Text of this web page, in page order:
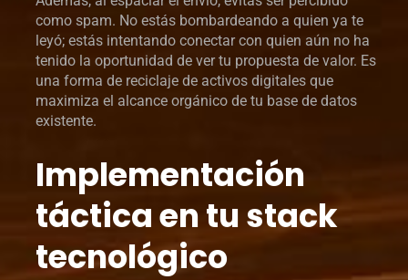
como spam. No estás bombardeando a quien ya te
leyó; estás intentando conectar con quien aún no ha
tenido la oportunidad de ver tu propuesta de valor. Es
una forma de reciclaje de activos digitales que
maximiza el alcance orgánico de tu base de datos
existente.
Implementación
táctica en tu stack
tecnológico